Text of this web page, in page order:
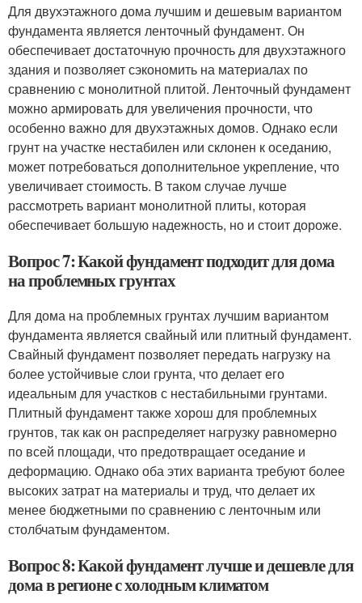
Для двухэтажного дома лучшим и дешевым вариантом
фундамента является ленточный фундамент. Он
обеспечивает достаточную прочность для двухэтажного
здания и позволяет сэкономить на материалах по
сравнению с монолитной плитой. Ленточный фундамент
можно армировать для увеличения прочности, что
особенно важно для двухэтажных домов. Однако если
грунт на участке нестабилен или склонен к оседанию,
может потребоваться дополнительное укрепление, что
увеличивает стоимость. В таком случае лучше
рассмотреть вариант монолитной плиты, которая
обеспечивает большую надежность, но и стоит дороже.
Вопрос 7: Какой фундамент подходит для дома
на проблемных грунтах
Для дома на проблемных грунтах лучшим вариантом
фундамента является свайный или плитный фундамент.
Свайный фундамент позволяет передать нагрузку на
более устойчивые слои грунта, что делает его
идеальным для участков с нестабильными грунтами.
Плитный фундамент также хорош для проблемных
грунтов, так как он распределяет нагрузку равномерно
по всей площади, что предотвращает оседание и
деформацию. Однако оба этих варианта требуют более
высоких затрат на материалы и труд, что делает их
менее бюджетными по сравнению с ленточным или
столбчатым фундаментом.
Вопрос 8: Какой фундамент лучше и дешевле для
дома в регионе с холодным климатом